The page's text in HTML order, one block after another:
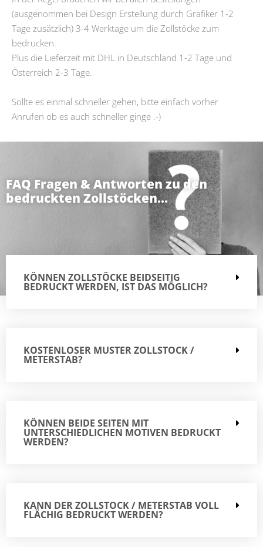
(ausgenommen bei Design Erstellung durch Grafiker 1-2
Tage zusätzlich) 3-4 Werktage um die Zollstöcke zum
bedrucken.
Plus die Lieferzeit mit DHL in Deutschland 1-2 Tage und
Österreich 2-3 Tage.
Sollte es einmal schneller gehen, bitte einfach vorher
Anrufen ob es auch schneller ginge .-)
FAQ Fragen & Antworten zu den
bedruckten Zollstöcken...
KÖNNEN ZOLLSTÖCKE BEIDSEITIG
BEDRUCKT WERDEN, IST DAS MÖGLICH?
KOSTENLOSER MUSTER ZOLLSTOCK /
METERSTAB?
KÖNNEN BEIDE SEITEN MIT
UNTERSCHIEDLICHEN MOTIVEN BEDRUCKT
WERDEN?
KANN DER ZOLLSTOCK / METERSTAB VOLL
FLÄCHIG BEDRUCKT WERDEN?